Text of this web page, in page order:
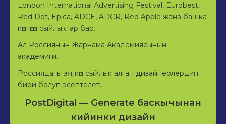
London International Advertising Festival, Eurobest,
Red Dot, Epica, ADCE, ADCR, Red Apple жана башка
көптөгөн сыйлыктар бар.
Ал Россиянын Жарнама Академиясынын
академиги.
Россиядагы эң көп сыйлык алган дизайнерлердин
бири болуп эсептелет.
PostDigital — Generate баскычынан
кийинки дизайн